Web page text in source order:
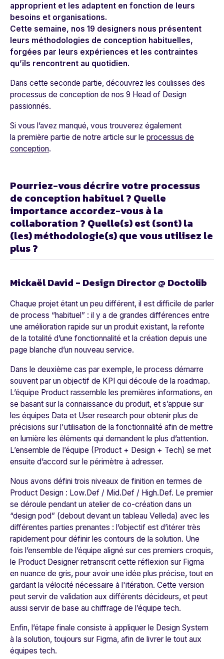
approprient et les adaptent en fonction de leurs
besoins et organisations.
Cette semaine, nos 19 designers nous présentent
leurs méthodologies de conception habituelles,
forgées par leurs expériences et les contraintes
qu’ils rencontrent au quotidien.
Dans cette seconde partie, découvrez les coulisses des
processus de conception de nos 9 Head of Design
passionnés.
Si vous l’avez manqué, vous trouverez également
la première partie de notre article sur le processus de
conception.
Pourriez-vous décrire votre processus
de conception habituel ? Quelle
importance accordez-vous à la
collaboration ? Quelle(s) est (sont) la
(les) méthodologie(s) que vous utilisez le
plus ?
Mickaël David - Design Director @ Doctolib
Chaque projet étant un peu différent, il est difficile de parler
de process “habituel” : il y a de grandes différences entre
une amélioration rapide sur un produit existant, la refonte
de la totalité d’une fonctionnalité et la création depuis une
page blanche d’un nouveau service.
Dans le deuxième cas par exemple, le process démarre
souvent par un objectif de KPI qui découle de la roadmap.
L’équipe Product rassemble les premières informations, en
se basant sur la connaissance du produit, et s’appuie sur
les équipes Data et User research pour obtenir plus de
précisions sur l'utilisation de la fonctionnalité afin de mettre
en lumière les éléments qui demandent le plus d’attention.
L’ensemble de l’équipe (Product + Design + Tech) se met
ensuite d’accord sur le périmètre à adresser.
Nous avons défini trois niveaux de finition en termes de
Product Design : Low.Def / Mid.Def / High.Def. Le premier
se déroule pendant un atelier de co-création dans un
“design pod” (debout devant un tableau Velleda) avec les
différentes parties prenantes : l’objectif est d’itérer très
rapidement pour définir les contours de la solution. Une
fois l’ensemble de l’équipe aligné sur ces premiers croquis,
le Product Designer retranscrit cette réflexion sur Figma
en nuance de gris, pour avoir une idée plus précise, tout en
gardant la vélocité nécessaire à l'itération. Cette version
peut servir de validation aux différents décideurs, et peut
aussi servir de base au chiffrage de l’équipe tech.
Enfin, l’étape finale consiste à appliquer le Design System
à la solution, toujours sur Figma, afin de livrer le tout aux
équipes tech.